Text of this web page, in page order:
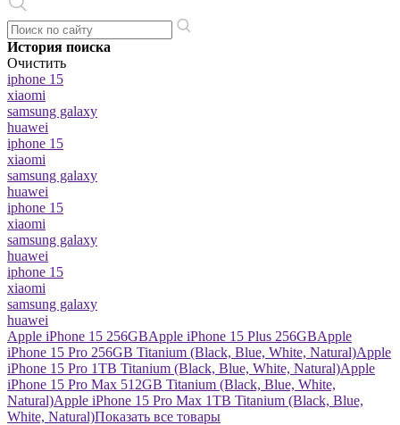
История поиска
Очистить
iphone 15
xiaomi
samsung galaxy
huawei
iphone 15
xiaomi
samsung galaxy
huawei
iphone 15
xiaomi
samsung galaxy
huawei
iphone 15
xiaomi
samsung galaxy
huawei
Apple iPhone 15 256GBApple iPhone 15 Plus 256GBApple
iPhone 15 Pro 256GB Titanium (Black, Blue, White, Natural)Apple
iPhone 15 Pro 1TB Titanium (Black, Blue, White, Natural)Apple
iPhone 15 Pro Max 512GB Titanium (Black, Blue, White,
Natural)Apple iPhone 15 Pro Max 1TB Titanium (Black, Blue,
White, Natural)Показать все товары